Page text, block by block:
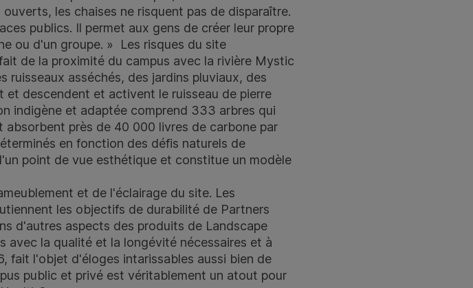
les chaises ne risquent pas de disparaître.
publics. Il permet aux gens de créer leur propre
ou d'un groupe. » Les risques du site
de la proximité du campus avec la rivière Mystic
asséchés, des jardins pluviaux, des
descendent et activent le ruisseau de pierre
indigène et adaptée comprend 333 arbres qui
près de 40 000 livres de carbone par
en fonction des défis naturels de
point de vue esthétique et constitue un modèle
et de l'éclairage du site. Les
les objectifs de durabilité de Partners
d'autres aspects des produits de Landscape
avec la qualité et la longévité nécessaires et à
fait l'objet d'éloges intarissables aussi bien de
public et privé est véritablement un atout pour